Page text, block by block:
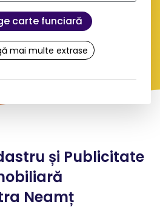
carte funciară
mai multe extrase
și facturare
și Publicitate
Neamț